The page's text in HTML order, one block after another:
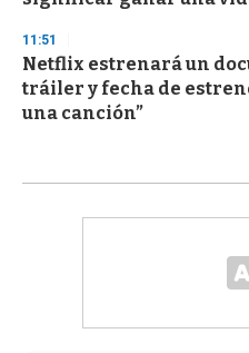
11:51
Netflix estrenará un
tráiler y fecha de
una canción”